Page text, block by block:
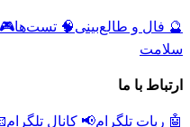
🔮 فال و طالع‌بینی🧠 تست‌ها🎮
سلامت
ارتباط با ما
🤖 ربات تلگرام📢 کانال تلگرام